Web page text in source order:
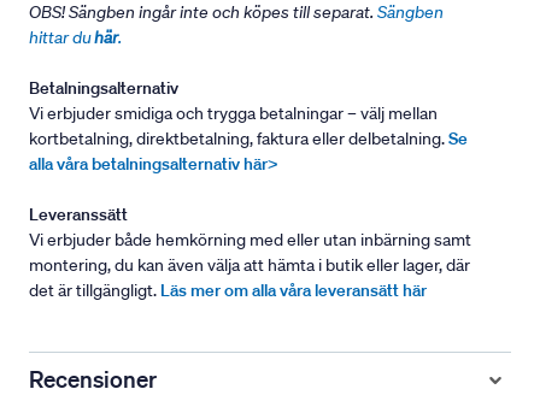
OBS! Sängben ingår inte och köpes till separat. Sängben
hittar duhär.
Betalningsalternativ
Vi erbjuder smidiga och trygga betalningar – välj mellan
kortbetalning, direktbetalning, faktura eller delbetalning.Se
alla våra betalningsalternativ här>
Leveranssätt
Vi erbjuder både hemkörning med eller utan inbärning samt
montering, du kan även välja att hämta i butik eller lager, där
det är tillgängligt. Läs mer om alla våra leveransätt här
Recensioner